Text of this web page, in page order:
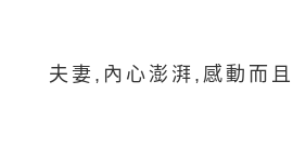
夫妻,內心澎湃,感動而且